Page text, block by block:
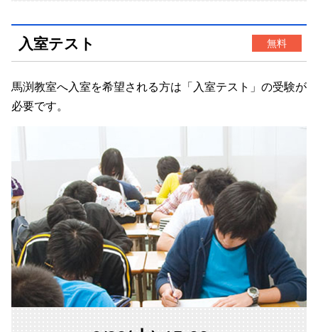
入室テスト 無料
馬渕教室へ入室を希望される方は「入室テスト 」の受験が
必要です。